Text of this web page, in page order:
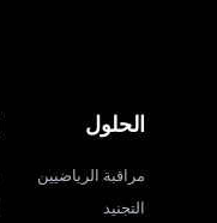
الحلول
مراقبة الرياضيين
التجنيد